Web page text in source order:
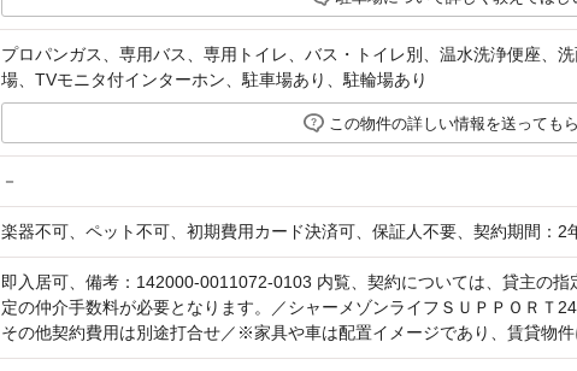
プロパンガス、専用バス、専用トイレ、バス・トイレ別、温水洗浄便座、
場、TVモニタ付インターホン、駐車場あり、駐輪場あり
この物件の詳しい情報を送っても
－
楽器不可、ペット不可、初期費用カード決済可、保証人不要、契約期間：2
即入居可、備考：142000-0011072-0103 内覧、契約については、貸主の
定の仲介手数料が必要となります。／シャーメゾンライフＳＵＰＰＯＲＴ
その他契約費用は別途打合せ／※家具や車は配置イメージであり、賃貸物件